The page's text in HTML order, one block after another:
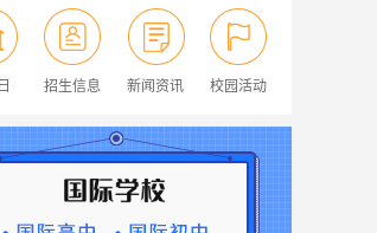
招生信息 新闻资讯 校园活动